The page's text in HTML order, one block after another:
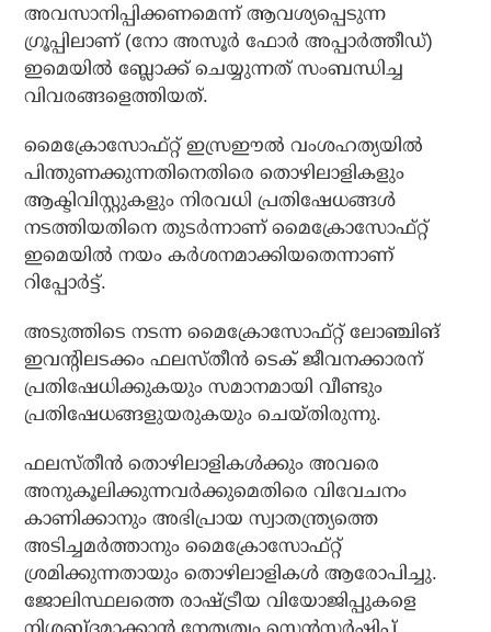
അവസാനിപ്പിക്കണമെന്ന് ആവശ്യപ്പെടുന്ന
ഗ്രൂപ്പിലാണ് (നോ അസൂര്‍ ഫോര്‍ അപ്പാര്‍ത്തീഡ്)
ഇമെയില്‍ ബ്ലോക്ക് ചെയ്യുന്നത് സംബന്ധിച്ച
വിവരങ്ങളെത്തിയത്.
മൈക്രോസോഫ്റ്റ് ഇസ്രഈല്‍ വംശഹത്യയില്‍
പിന്തുണക്കുന്നതിനെതിരെ തൊഴിലാളികളും
ആക്ടിവിസ്റ്റുകളും നിരവധി പ്രതിഷേധങ്ങള്‍
നടത്തിയതിനെ തുടര്‍ന്നാണ് മൈക്രോസോഫ്റ്റ്
ഇമെയില്‍ നയം കര്‍ശനമാക്കിയതെന്നാണ്
റിപ്പോര്‍ട്ട്.
അടുത്തിടെ നടന്ന മൈക്രോസോഫ്റ്റ് ലോഞ്ചിങ്
ഇവന്റിലടക്കം ഫലസ്തീന്‍ ടെക് ജീവനക്കാരന്
പ്രതിഷേധിക്കുകയും സമാനമായി വീണ്ടും
പ്രതിഷേധങ്ങളുയരുകയും ചെയ്തിരുന്നു.
ഫലസ്തീന്‍ തൊഴിലാളികള്‍ക്കും അവരെ
അനുകൂലിക്കുന്നവര്‍ക്കുമെതിരെ വിവേചനം
കാണിക്കാനും അഭിപ്രായ സ്വാതന്ത്ര്യത്തെ
അടിച്ചമര്‍ത്താനും മൈക്രോസോഫ്റ്റ്
ശ്രമിക്കുന്നതായും തൊഴിലാളികള്‍ ആരോപിച്ചു.
ജോലിസ്ഥലത്തെ രാഷ്ട്രീയ വിയോജിപ്പുകളെ